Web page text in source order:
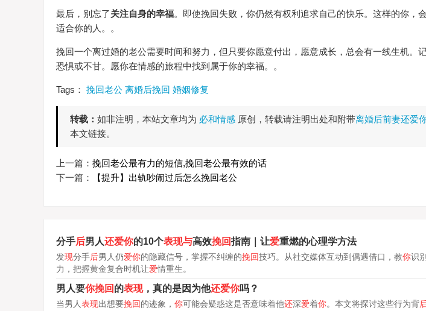
最后，别忘了关注自身的幸福。即使挽回失败，你仍然有权利追求自己的快乐。这样的你，
适合你的人。。
挽回一个离过婚的老公需要时间和努力，但只要你愿意付出，愿意成长，总会有一线生机。
恐惧或不甘。愿你在情感的旅程中找到属于你的幸福。。
Tags： 挽回老公 离婚后挽回 婚姻修复
转载： 如非注明，本站文章均为 必和情感 原创，转载请注明出处和附带离婚后前妻还爱
本文链接。
上一篇： 挽回老公最有力的短信,挽回老公最有效的话
下一篇：
【提升】出轨吵闹过后怎么挽回老公
分手后男人还爱你的10个表现与高效挽回指南｜让爱重燃的心理学方法
发现分手后男人仍爱你的隐藏信号，掌握不纠缠的挽回技巧。从社交媒体互动到偶遇借口，教你识
力，把握黄金复合时机让爱情重生。
男人要你挽回 的表现，真的是因为他还爱你吗？
当男人表现出想要挽回的迹象， 你可能会疑惑这是否意味着他还深爱着你。本文将探讨这些行为背